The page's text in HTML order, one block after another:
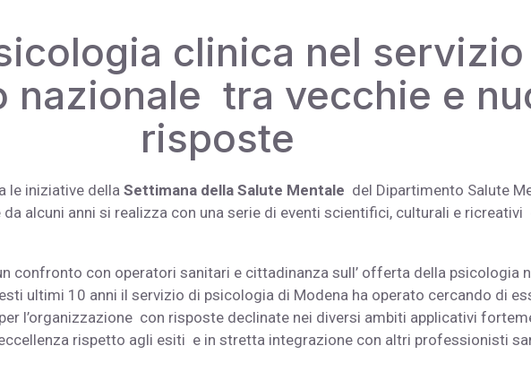
clinica nel servizio
nazionale tra vecchie e
risposte
le iniziative della Settimana della Salute Mentale del Dipartimento Salute
da alcuni anni si realizza con una serie di eventi scientifici, culturali e ricreativi
confronto con operatori sanitari e cittadinanza sull’ offerta della psicologia
ultimi 10 anni il servizio di psicologia di Modena ha operato cercando di
l’organizzazione con risposte declinate nei diversi ambiti applicativi
rispetto agli esiti e in stretta integrazione con altri professionisti